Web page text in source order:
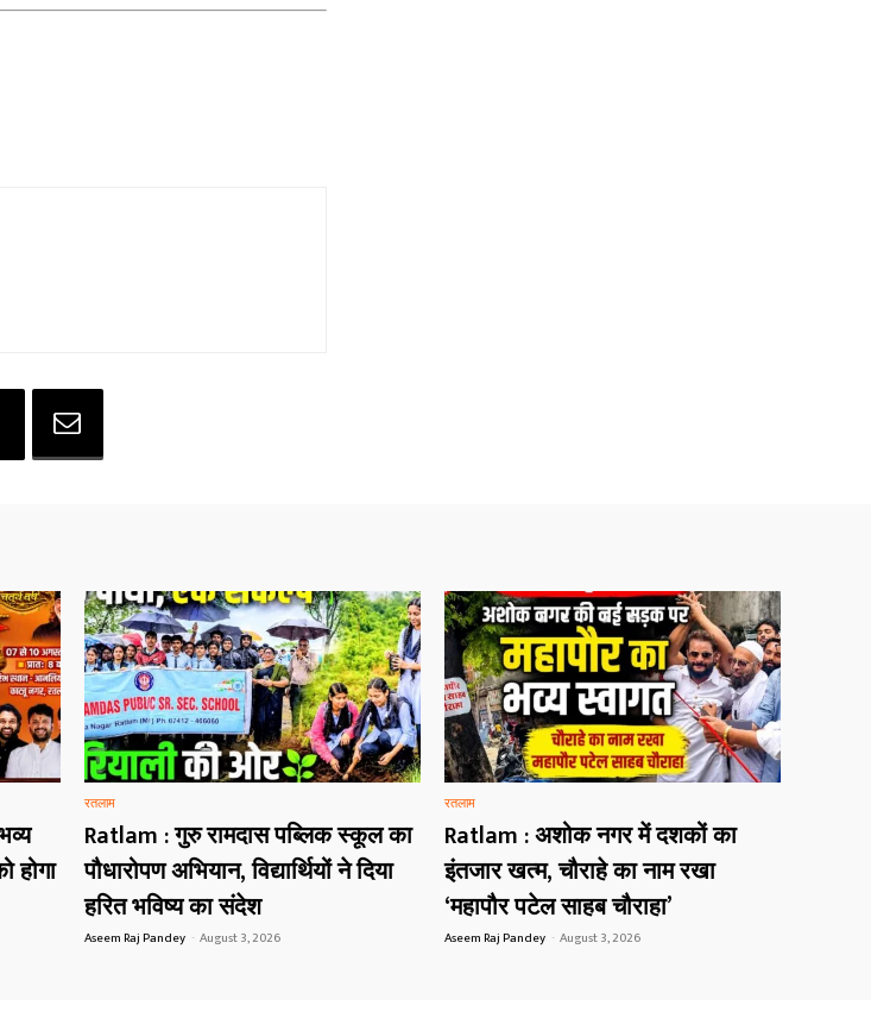
होगा
रतलाम
Ratlam : गुरु रामदास पब्लिक स्कूल का
पौधारोपण अभियान, विद्यार्थियों ने दिया
हरित भविष्य का संदेश
Aseem Raj Pandey - August 3, 2026
रतलाम
Ratlam : अशोक नगर में दशकों का
इंतजार खत्म, चौराहे का नाम रखा
‘महापौर पटेल साहब चौराहा’
Aseem Raj Pandey - August 3, 2026